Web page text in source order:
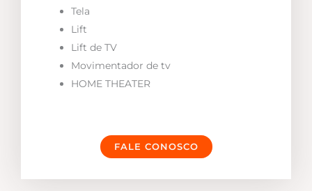
Tela
Lift
Lift de TV
Movimentador de tv
HOME THEATER
FALE CONOSCO